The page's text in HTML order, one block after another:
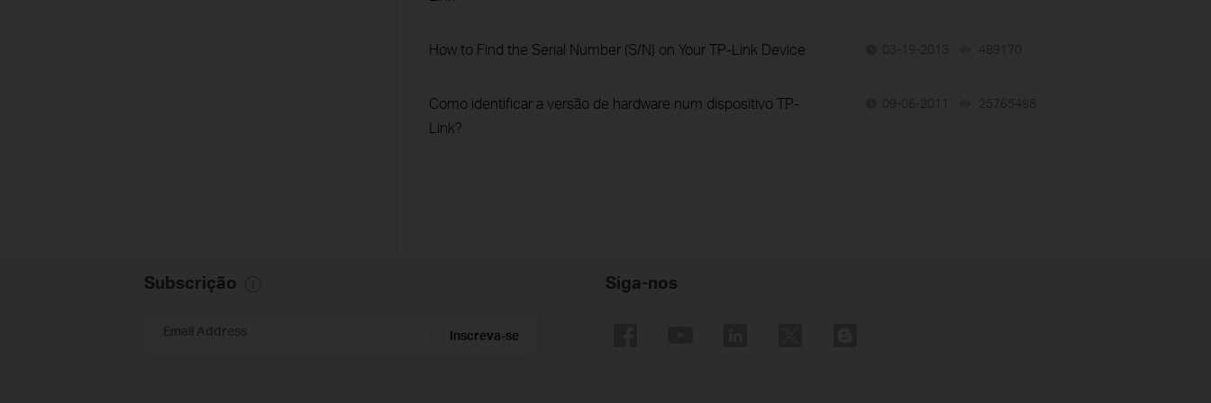
How to Find the Serial Number (S/N) on Your TP-Link Device 03-19-2013 489170
Como identificar a versão de hardware num dispositivo TP-
Link?
09-06-2011 25765498
Subscrição
Email Address Inscreva-se
Siga-nos